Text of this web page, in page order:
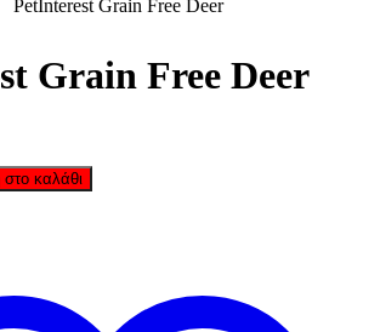
Grain Free Deer
καλάθι